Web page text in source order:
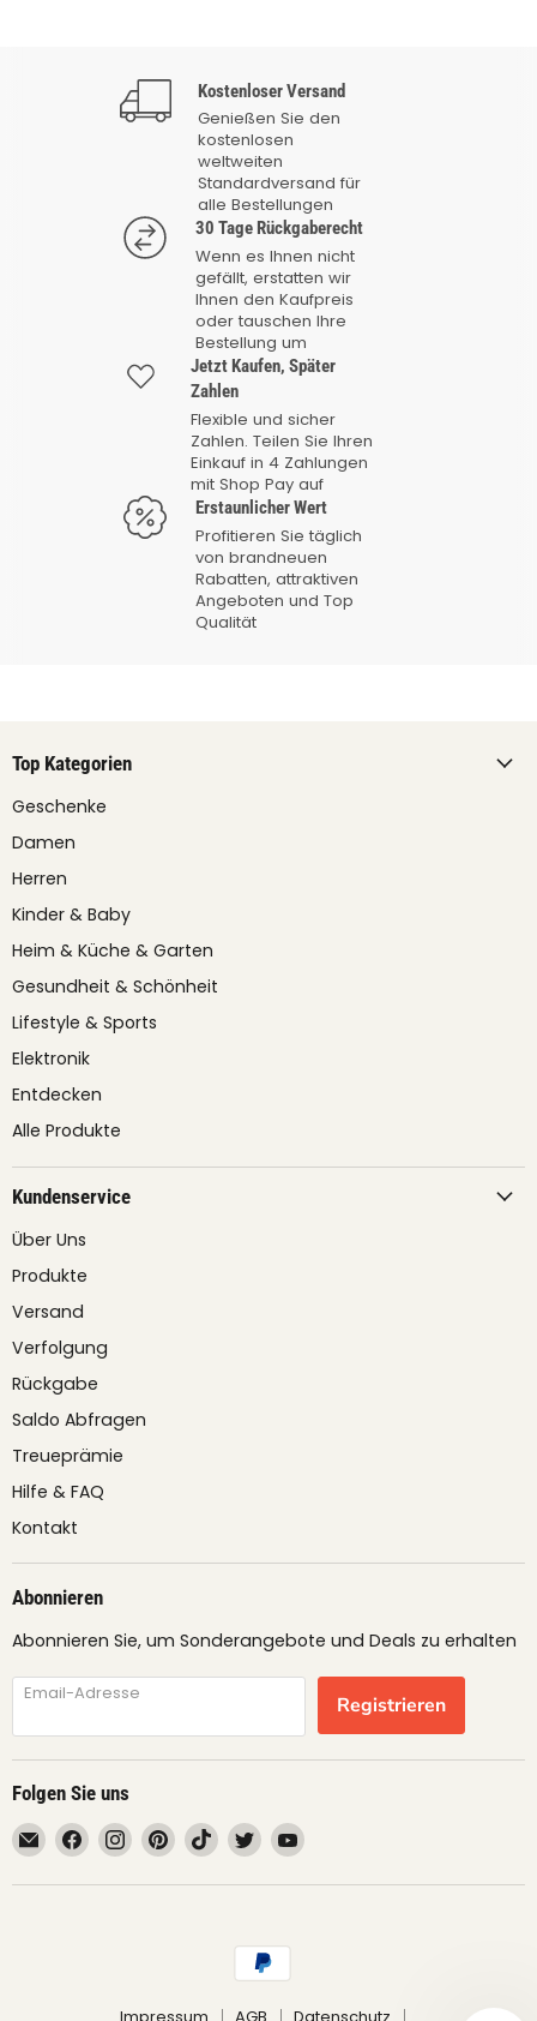
Kostenloser Versand
Genießen Sie den
kostenlosen
weltweiten
Standardversand für
alle Bestellungen
30 Tage Rückgaberecht
Wenn es Ihnen nicht
gefällt, erstatten wir
Ihnen den Kaufpreis
oder tauschen Ihre
Bestellung um
Jetzt Kaufen, Später
Zahlen
Flexible und sicher
Zahlen. Teilen Sie Ihren
Einkauf in 4 Zahlungen
mit Shop Pay auf
Erstaunlicher Wert
Profitieren Sie täglich
von brandneuen
Rabatten, attraktiven
Angeboten und Top
Qualität
Top Kategorien
Geschenke
Damen
Herren
Kinder & Baby
Heim & Küche & Garten
Gesundheit & Schönheit
Lifestyle & Sports
Elektronik
Entdecken
Alle Produkte
Kundenservice
Über Uns
Produkte
Versand
Verfolgung
Rückgabe
Saldo Abfragen
Treueprämie
Hilfe & FAQ
Kontakt
Abonnieren
Abonnieren Sie, um Sonderangebote und Deals zu erhalten
Email-Adresse Registrieren
Folgen Sie uns
Email
fruimundo
Finden
Sie
uns
Finden
Sie
uns
Finden
Sie
uns
Pinterest
Finden
Sie
uns
TikTok
Finden
Sie
uns
Twitter
Finden
uns